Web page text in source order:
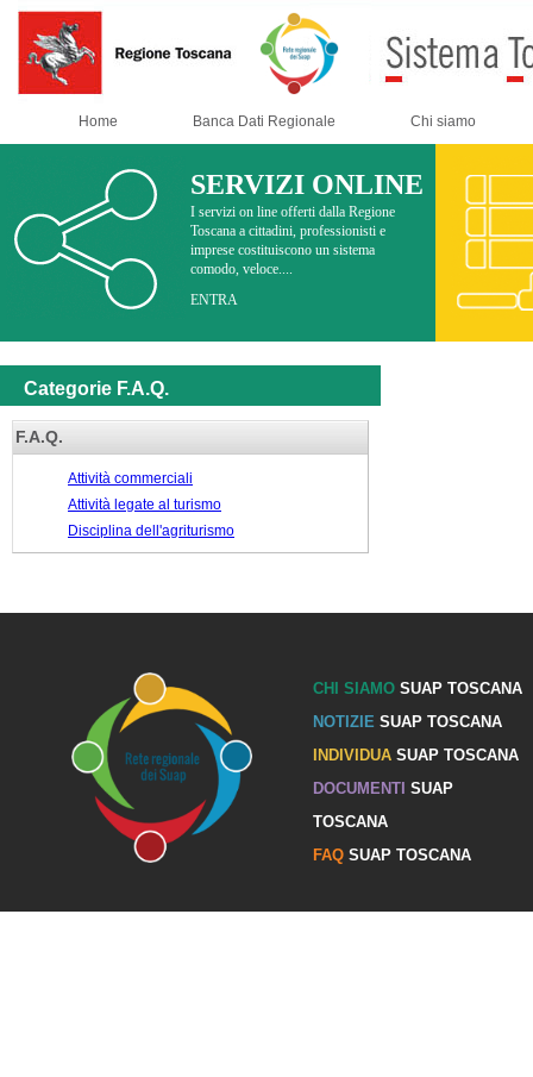
Home Banca Dati Regionale Chi siamo
SERVIZI ONLINE
I servizi on line offerti dalla Regione
Toscana a cittadini, professionisti e
imprese costituiscono un sistema
comodo, veloce....
ENTRA
Categorie F.A.Q.
F.A.Q.
Attività commerciali
Attività legate al turismo
Disciplina dell'agriturismo
CHI SIAMOSUAP TOSCANA
NOTIZIE SUAP TOSCANA
INDIVIDUASUAP TOSCANA
DOCUMENTI SUAP
TOSCANA
FAQSUAP TOSCANA